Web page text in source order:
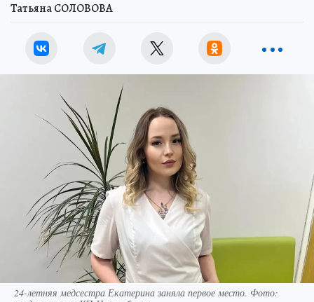
Татьяна СОЛОВОВА
24-летняя медсестра Екатерина заняла первое место. Фото: